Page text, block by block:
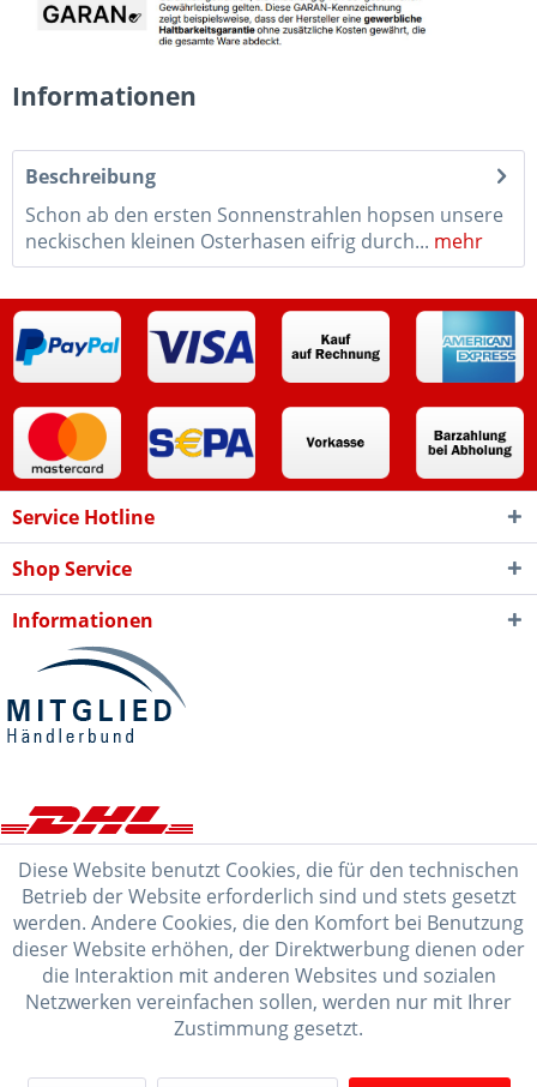
Informationen
Beschreibung
Schon ab den ersten Sonnenstrahlen hopsen unsere
neckischen kleinen Osterhasen eifrig durch... mehr
Service Hotline
Shop Service
Informationen
Diese Website benutzt Cookies, die für den technischen
Betrieb der Website erforderlich sind und stets gesetzt
werden. Andere Cookies, die den Komfort bei Benutzung
dieser Website erhöhen, der Direktwerbung dienen oder
die Interaktion mit anderen Websites und sozialen
Netzwerken vereinfachen sollen, werden nur mit Ihrer
Zustimmung gesetzt.